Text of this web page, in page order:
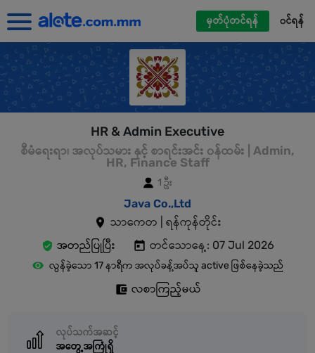
မှတ်ပုံတင်ရန် ၀င်ရန်
HR & Admin Executive
စီမံရေးရာ၊ အလုပ်သမား နှင့် စာရင်းအင်း ၀န်ထမ်း | Admin,
HR, Finance Staff
1 ဦး
Java Co.,Ltd
သာကေတ | ရန်ကုန်တိုင်း
အတည်ပြုပြီး
တင်သောနေ့: 07 Jul 2026
လွန်ခဲ့သော 17 နာရီက အလုပ်ခန့်အပ်သူ active ဖြစ်နေခဲ့သည်
လစာကြည့်မယ်
လုပ်သက်အဆင့်
အတွေ့အကြုံရှိ